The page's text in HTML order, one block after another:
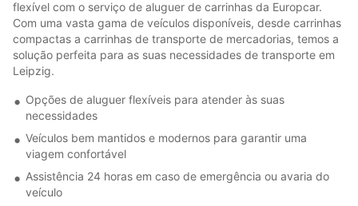
flexível com o serviço de aluguer de carrinhas da Europcar.
Com uma vasta gama de veículos disponíveis, desde carrinhas
compactas a carrinhas de transporte de mercadorias, temos a
solução perfeita para as suas necessidades de transporte em
Leipzig.
Opções de aluguer flexíveis para atender às suas
necessidades
Veículos bem mantidos e modernos para garantir uma
viagem confortável
Assistência 24 horas em caso de emergência ou avaria do
veículo